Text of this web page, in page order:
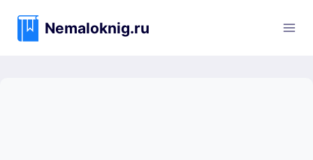
содержимому
Nemaloknig.ru